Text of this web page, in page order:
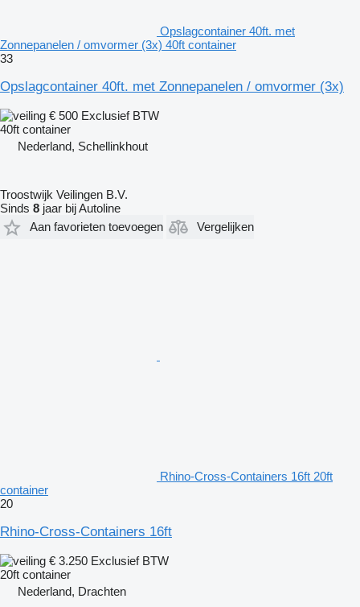
Opslagcontainer 40ft. met
Zonnepanelen / omvormer (3x) 40ft container
33
Opslagcontainer 40ft. met Zonnepanelen / omvormer (3x)
€ 500 Exclusief BTW
40ft container
Nederland, Schellinkhout
Troostwijk Veilingen B.V.
Sinds 8 jaar bij Autoline
Aan favorieten toevoegen
Vergelijken
Rhino-Cross-Containers 16ft 20ft
container
20
Rhino-Cross-Containers 16ft
€ 3.250 Exclusief BTW
20ft container
Nederland, Drachten